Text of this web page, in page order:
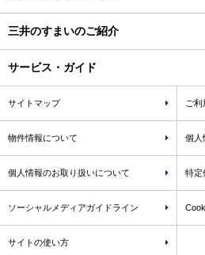
三井のすまいのご紹介
サービス・ガイド
サイトマップ ご
物件情報について 個人
個人情報のお取り扱いについて 特定
ソーシャルメディアガイドライン
サイトの使い方